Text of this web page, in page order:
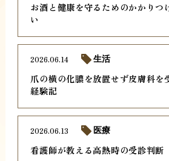
お酒と健康を守るためのかかりつ
い
爪の横の化膿を放置せず皮膚科を
経験記
2026.06.14 生活
看護師が教える高熱時の受診判断
2026.06.13 医療